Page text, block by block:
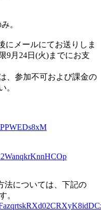
。
にメールにてお送りしま
9月24日(火)までにお支
、参加不可および課金の
。
法については、下記の
。